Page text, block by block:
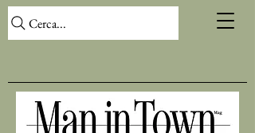
Cerca...